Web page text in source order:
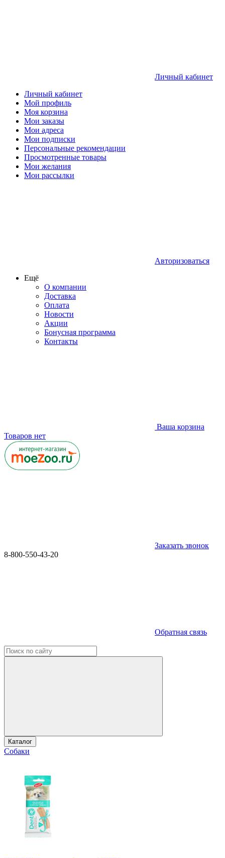
Личный кабинет
Личный кабинет
Мой профиль
Моя корзина
Мои заказы
Мои адреса
Мои подписки
Персональные рекомендации
Просмотренные товары
Мои желания
Мои рассылки
Авторизоваться
Ещё
О компании
Доставка
Оплата
Новости
Акции
Бонусная программа
Контакты
Ваша корзина
Товаров нет
Заказать звонок
8-800-550-43-20
Обратная связь
Каталог
Собаки